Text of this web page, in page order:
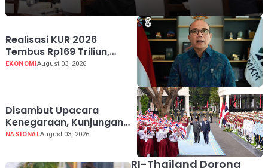
Realisasi KUR 2026
Tembus Rp169 Triliun,
Jangkau 2,65 Juta Debitur
EKONOMIAugust 03, 2026
Disambut Upacara
Kenegaraan, Kunjungan
PM Anutin Charnvirakul
NASIONALAugust 03, 2026
RI-Thailand Dorong